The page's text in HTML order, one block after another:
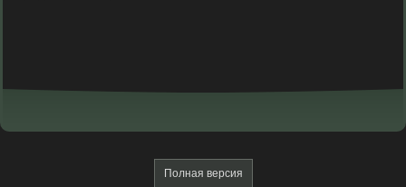
Полная версия